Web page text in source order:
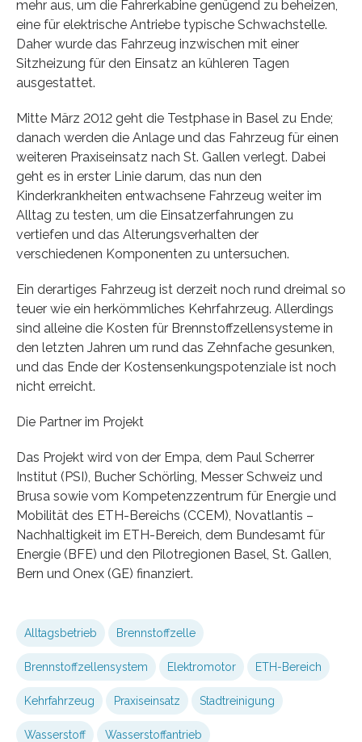
mehr aus, um die Fahrerkabine genügend zu beheizen,
eine für elektrische Antriebe typische Schwachstelle.
Daher wurde das Fahrzeug inzwischen mit einer
Sitzheizung für den Einsatz an kühleren Tagen
ausgestattet.
Mitte März 2012 geht die Testphase in Basel zu Ende;
danach werden die Anlage und das Fahrzeug für einen
weiteren Praxiseinsatz nach St. Gallen verlegt. Dabei
geht es in erster Linie darum, das nun den
Kinderkrankheiten entwachsene Fahrzeug weiter im
Alltag zu testen, um die Einsatzerfahrungen zu
vertiefen und das Alterungsverhalten der
verschiedenen Komponenten zu untersuchen.
Ein derartiges Fahrzeug ist derzeit noch rund dreimal so
teuer wie ein herkömmliches Kehrfahrzeug. Allerdings
sind alleine die Kosten für Brennstoffzellensysteme in
den letzten Jahren um rund das Zehnfache gesunken,
und das Ende der Kostensenkungspotenziale ist noch
nicht erreicht.
Die Partner im Projekt
Das Projekt wird von der Empa, dem Paul Scherrer
Institut (PSI), Bucher Schörling, Messer Schweiz und
Brusa sowie vom Kompetenzzentrum für Energie und
Mobilität des ETH-Bereichs (CCEM), Novatlantis –
Nachhaltigkeit im ETH-Bereich, dem Bundesamt für
Energie (BFE) und den Pilotregionen Basel, St. Gallen,
Bern und Onex (GE) finanziert.
Alltagsbetrieb Brennstoffzelle
Brennstoffzellensystem Elektromotor ETH-Bereich
Kehrfahrzeug Praxiseinsatz Stadtreinigung
Wasserstoff Wasserstoffantrieb